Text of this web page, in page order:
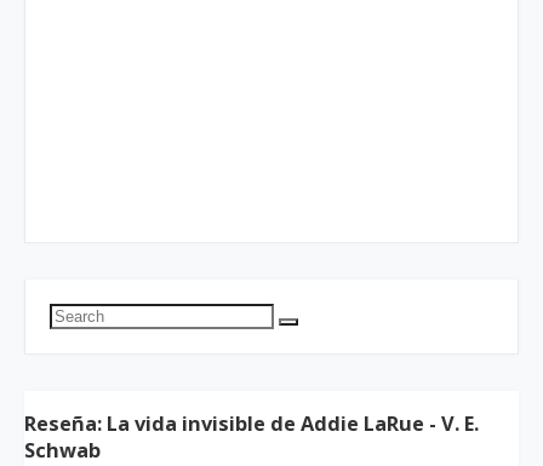
Reseña: La vida invisible de Addie LaRue - V. E.
Schwab